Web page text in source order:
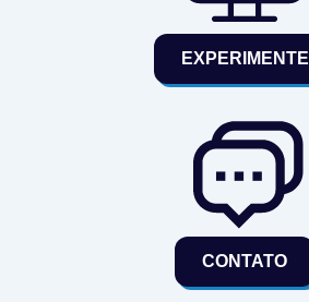
EXPERIMENTE
CONTATO